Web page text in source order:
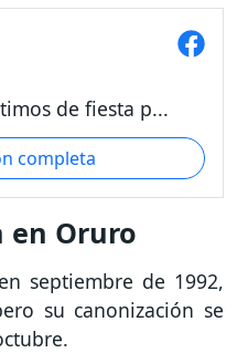
de fiesta p...
completa
en Oruro
septiembre de 1992,
su canonización se